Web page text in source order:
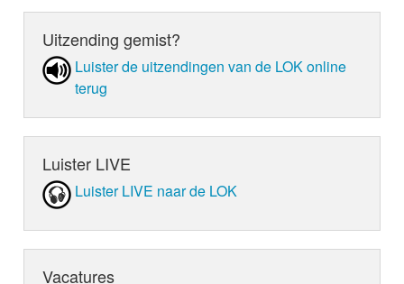
Uitzending gemist?
Luister de uit­zen­din­gen van de LOK online
terug
Luister LIVE
Luister LIVE naar de LOK
Vacatures